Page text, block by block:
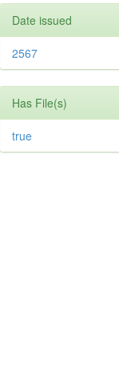
Date issued
2567
Has File(s)
true